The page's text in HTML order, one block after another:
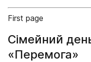
First page
Сімейний
«Перемога»